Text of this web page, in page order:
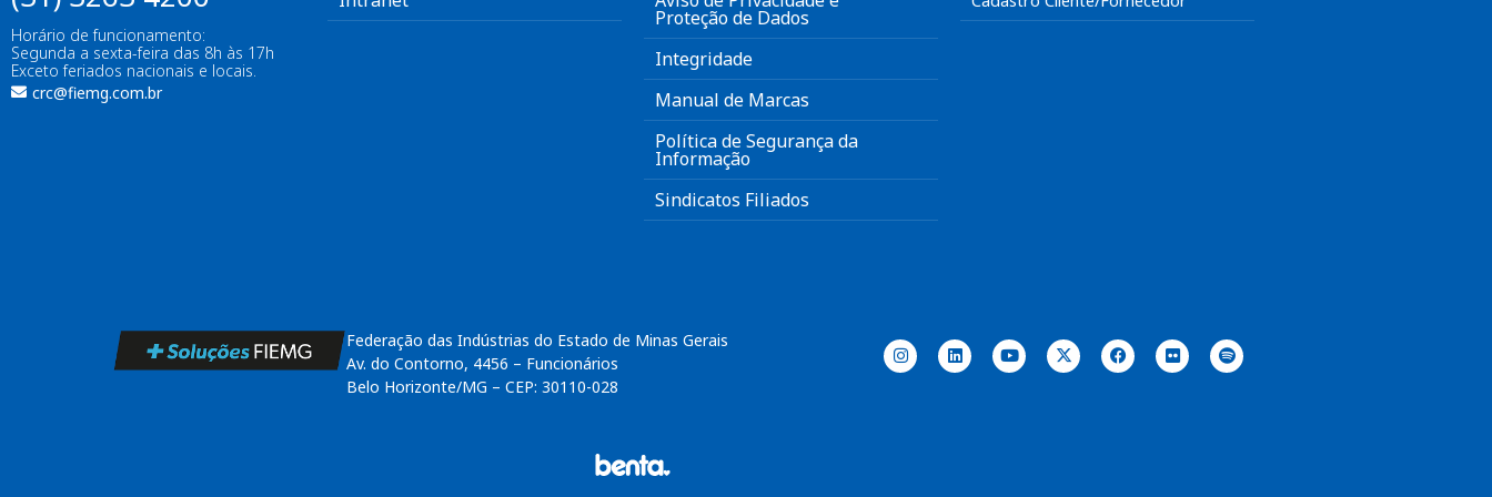
Horário de funcionamento:
Segunda a sexta-feira das 8h às 17h
Exceto feriados nacionais e locais.
crc@fiemg.com.br
Proteção de Dados
Integridade
Manual de Marcas
Política de Segurança da
Informação
Sindicatos Filiados
Federação das Indústrias do Estado de Minas Gerais
Av. do Contorno, 4456 – Funcionários
Belo Horizonte/MG – CEP: 30110-028